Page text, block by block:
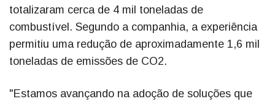
totalizaram cerca de 4 mil toneladas de
combustível. Segundo a companhia, a experiência
permitiu uma redução de aproximadamente 1,6 mil
toneladas de emissões de CO2.
"Estamos avançando na adoção de soluções que